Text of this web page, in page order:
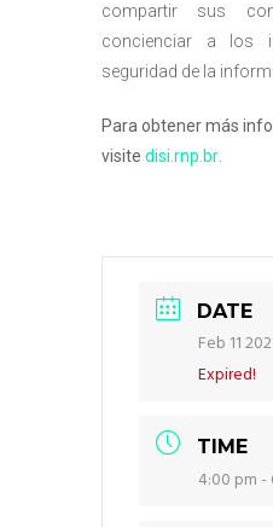
compartir sus
concienciar a los
seguridad de la
Para obtener más
visite disi.rnp.br
DATE
Feb 11
Expired!
TIME
4:00 pm -